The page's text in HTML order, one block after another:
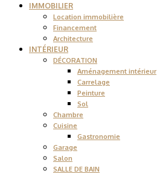
IMMOBILIER
Location immobilière
Financement
Architecture
INTÉRIEUR
DÉCORATION
Aménagement intérieur
Carrelage
Peinture
Sol
Chambre
Cuisine
Gastronomie
Garage
Salon
SALLE DE BAIN